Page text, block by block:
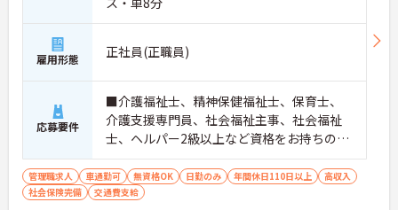
雇用形態 正社員(正職員)
応募要件
■介護福祉士、精神保健福祉士、保育士、
介護支援専門員、社会福祉主事、社会福祉
士、ヘルパー2級以上など資格をお持ちの方
は活かせます！
管理職求人 車通勤可 無資格OK 日勤のみ 年間休日110日以上
高収入
社会保険完備
交通費支給